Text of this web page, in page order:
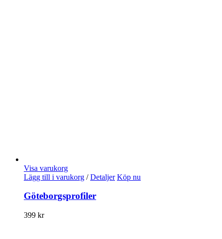
Visa varukorg
Lägg till i varukorg / Detaljer Köp nu
Göteborgsprofiler
399 kr